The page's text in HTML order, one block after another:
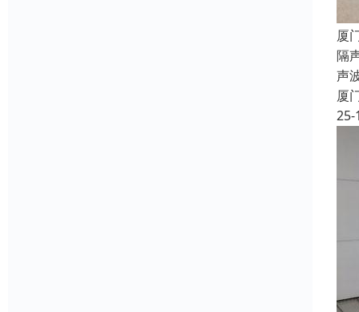
厦
隔
声
厦
25-